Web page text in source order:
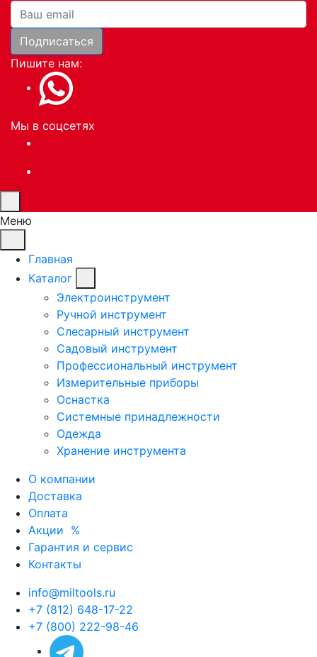
Ваша почта
Подписаться
Пишите нам:
Мы в соцсетях
Меню
Главная
Каталог
Электроинструмент
Ручной инструмент
Слесарный инструмент
Садовый инструмент
Профессиональный инструмент
Измерительные приборы
Оснастка
Системные принадлежности
Одежда
Хранение инструмента
О компании
Доставка
Оплата
Акции %
Гарантия и сервис
Контакты
info@miltools.ru
+7 (812) 648-17-22
+7 (800) 222-98-46